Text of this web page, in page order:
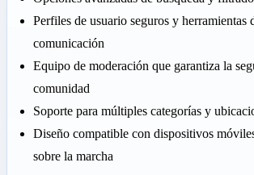
Perfiles de usuario seguros y herramientas
comunicación
Equipo de moderación que garantiza la
comunidad
Soporte para múltiples categorías y
Diseño compatible con dispositivos
sobre la marcha